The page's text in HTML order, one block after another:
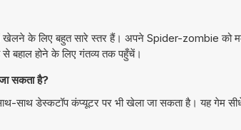
के लिए बहुत सारे स्तर हैं। अपने Spider-zombie को
बहाल होने के लिए गंतव्य तक पहुँचें।
सकता है?
साथ डेस्कटॉप कंप्यूटर पर भी खेला जा सकता है। यह गेम